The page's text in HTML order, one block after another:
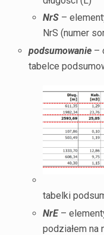
NrS –
NrS (numer
podsumowanie –
tabelce
tabelki
NrE–
podziałem na